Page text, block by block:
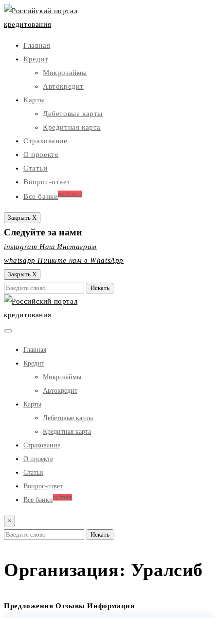
Главная
Кредит
Микрозаймы
Автокредит
Карты
Дебетовые карты
Кредитная карта
Страхование
О проекте
Статьи
Вопрос-ответ
Все банкирейтинг
Закрыть X
Следуйте за нами
instagram Наш Инстаграм
whatsapp Пишите нам в WhatsApp
Закрыть X
Главная
Кредит
Микрозаймы
Автокредит
Карты
Дебетовые карты
Кредитная карта
Страхование
О проекте
Статьи
Вопрос-ответ
Все банкирейтинг
×
Организация: Уралсиб
Предложения Отзывы Информация